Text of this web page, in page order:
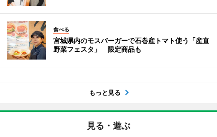
食べる
宮城県内のモスバーガーで石巻産トマト使う「産直
野菜フェスタ」 限定商品も
もっと見る
見る・遊ぶ